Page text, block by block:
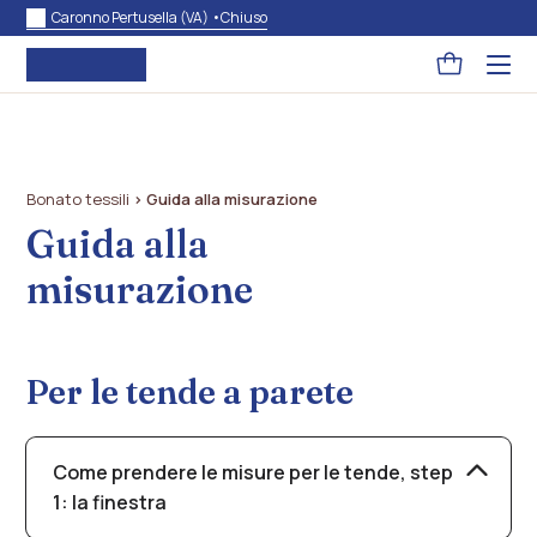
Caronno Pertusella (VA) •Chiuso
Pagina
carrello
Bonato tessili >Guida alla misurazione
Guida alla
misurazione
Per le tende a parete
Come prendere le misure per le tende, step
1: la finestra